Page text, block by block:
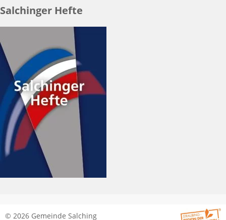
Salchinger Hefte
© 2026 Gemeinde Salching